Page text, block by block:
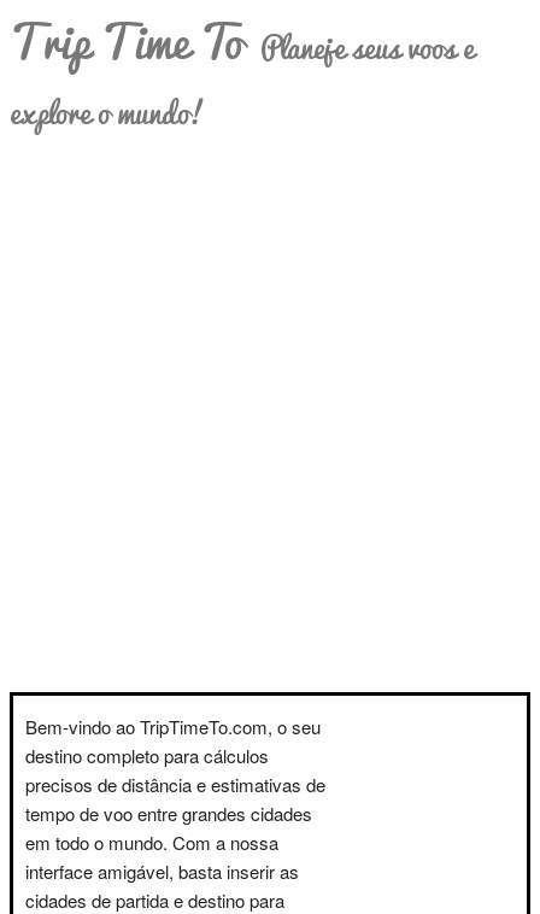
Trip Time To Planeje seus voos e
explore o mundo!
Bem-vindo ao TripTimeTo.com, o seu
destino completo para cálculos
precisos de distância e estimativas de
tempo de voo entre grandes cidades
em todo o mundo. Com a nossa
interface amigável, basta inserir as
cidades de partida e destino para